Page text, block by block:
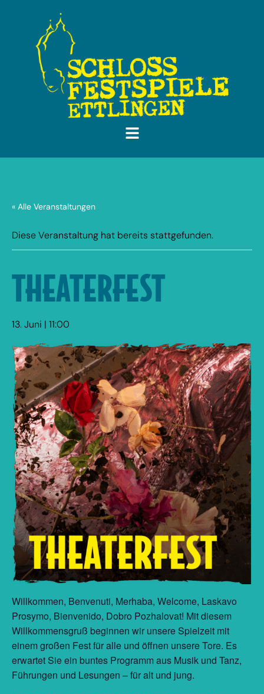
« Alle Veranstaltungen
Diese Veranstaltung hat bereits stattgefunden.
THEATERFEST
13. Juni | 11:00
Willkommen, Benvenuti, Merhaba, Welcome, Laskavo
Prosymo, Bienvenido, Dobro Pozhalovat! Mit diesem
Willkommensgruß beginnen wir unsere Spielzeit mit
einem großen Fest für alle und öffnen unsere Tore. Es
erwartet Sie ein buntes Programm aus Musik und Tanz,
Führungen und Lesungen – für alt und jung.